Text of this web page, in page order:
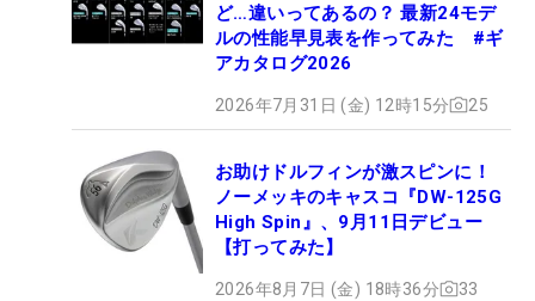
ど…違いってあるの？ 最新24モデ
ルの性能早見表を作ってみた #ギ
アカタログ2026
2026年7月31日 (金) 12時15分 25
お助けドルフィンが激スピンに！
ノーメッキのキャスコ『DW-125G
High Spin』、9月11日デビュー
【打ってみた】
2026年8月7日 (金) 18時36分 33